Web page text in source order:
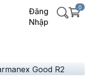
Đăng
Nhập
0